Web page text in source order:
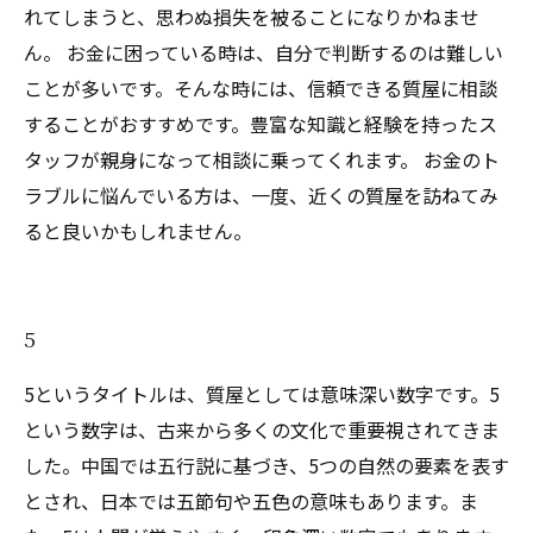
れてしまうと、思わぬ損失を被ることになりかねませ
ん。 お金に困っている時は、自分で判断するのは難しい
ことが多いです。そんな時には、信頼できる質屋に相談
することがおすすめです。豊富な知識と経験を持ったス
タッフが親身になって相談に乗ってくれます。 お金のト
ラブルに悩んでいる方は、一度、近くの質屋を訪ねてみ
ると良いかもしれません。
5
5というタイトルは、質屋としては意味深い数字です。5
という数字は、古来から多くの文化で重要視されてきま
した。中国では五行説に基づき、5つの自然の要素を表す
とされ、日本では五節句や五色の意味もあります。ま